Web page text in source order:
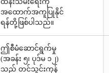
ထိန်းသိမ်းရေးကို
အထောက်အကူပြုနိုင်
ရန်တို့ဖြစ်ပါသည်။
ဤစီမံဆောင်ရွက်မှု
(အခန်း ၅၊ ပုဒ်မ ၁၂)
သည် တင်သွင်းကုန်